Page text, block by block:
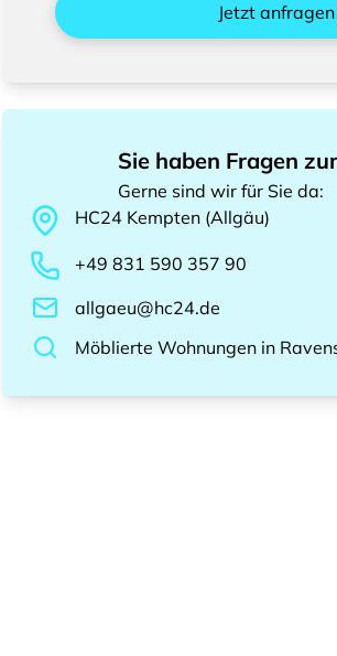
Jetzt anfragen
Sie haben Fragen
Gerne sind wir für Sie da:
HC24 Kempten (Allgäu)
+49 831 590 357 90
allgaeu@hc24.de
Möblierte Wohnungen in